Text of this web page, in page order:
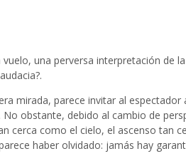
una perversa interpretación de
mirada, parece invitar al
obstante, debido al cambio de
cerca como el cielo, el ascenso tan
haber olvidado: jamás hay